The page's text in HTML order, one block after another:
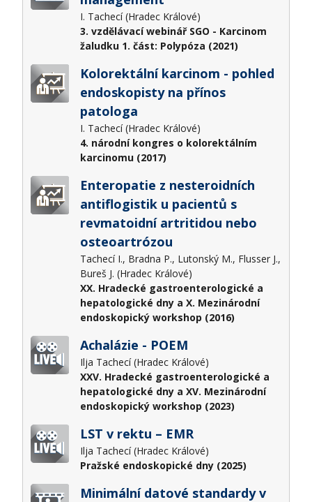
I. Tachecí (Hradec Králové)
3. vzdělávací webinář SGO - Karcinom
žaludku 1. část: Polypóza (2021)
Kolorektální karcinom - pohled
endoskopisty na přínos
patologa
I. Tachecí (Hradec Králové)
4. národní kongres o kolorektálním
karcinomu (2017)
Enteropatie z nesteroidních
antiflogistik u pacientů s
revmatoidní artritidou nebo
osteoartrózou
Tachecí I., Bradna P., Lutonský M., Flusser J.,
Bureš J. (Hradec Králové)
XX. Hradecké gastroenterologické a
hepatologické dny a X. Mezinárodní
endoskopický workshop (2016)
Achalázie - POEM
Ilja Tachecí (Hradec Králové)
XXV. Hradecké gastroenterologické a
hepatologické dny a XV. Mezinárodní
endoskopický workshop (2023)
LST v rektu – EMR
Ilja Tachecí (Hradec Králové)
Pražské endoskopické dny (2025)
Minimální datové standardy v